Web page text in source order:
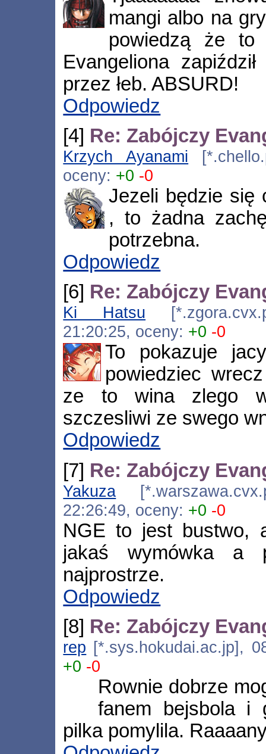
mangi albo na
powiedzą że
Evangeliona
przez łeb. ABSURD!
Odpowiedz
[4] Re: Zabójczy
Krzych Ayanami
oceny: +0 -0
Jezeli będzie się
, to żadna
potrzebna.
Odpowiedz
[6] Re: Zabójczy
Ki Hatsu
21:20:25, oceny: +0 -0
To pokazuje
powiedziec
ze to wina zlego
szczesliwi ze swego
Odpowiedz
[7] Re: Zabójczy
Yakuza
22:26:49, oceny: +0 -0
NGE to jest bustwo,
jakaś wymówka a
najprostrze.
Odpowiedz
[8] Re: Zabójczy
rep [*.sys.hokudai.ac.jp],
+0 -0
Rownie dobrze
fanem bejsbola i
pilka pomylila.